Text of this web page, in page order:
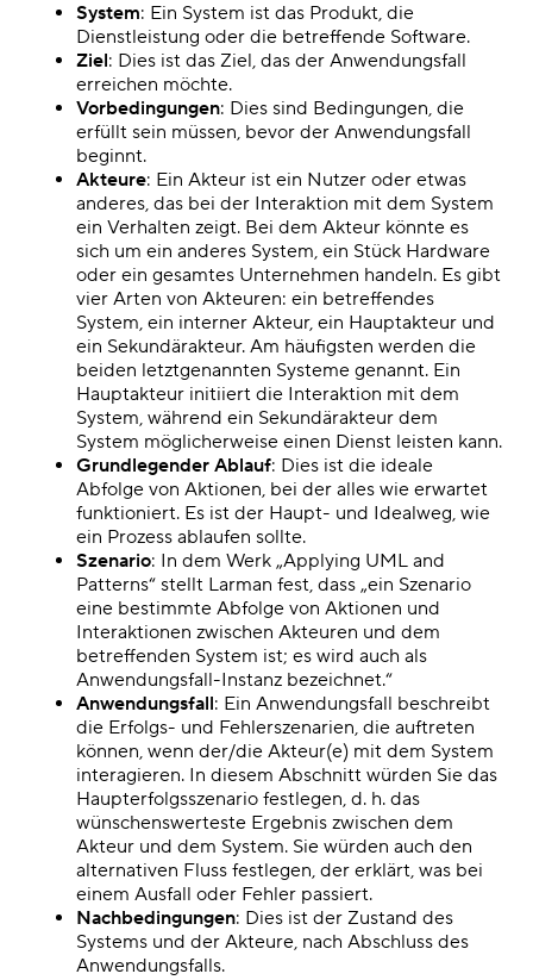
System: Ein System ist das Produkt, die
Dienstleistung oder die betreffende Software.
Ziel: Dies ist das Ziel, das der Anwendungsfall
erreichen möchte.
Vorbedingungen: Dies sind Bedingungen, die
erfüllt sein müssen, bevor der Anwendungsfall
beginnt.
Akteure: Ein Akteur ist ein Nutzer oder etwas
anderes, das bei der Interaktion mit dem System
ein Verhalten zeigt. Bei dem Akteur könnte es
sich um ein anderes System, ein Stück Hardware
oder ein gesamtes Unternehmen handeln. Es gibt
vier Arten von Akteuren: ein betreffendes
System, ein interner Akteur, ein Hauptakteur und
ein Sekundärakteur. Am häufigsten werden die
beiden letztgenannten Systeme genannt. Ein
Hauptakteur initiiert die Interaktion mit dem
System, während ein Sekundärakteur dem
System möglicherweise einen Dienst leisten kann.
Grundlegender Ablauf: Dies ist die ideale
Abfolge von Aktionen, bei der alles wie erwartet
funktioniert. Es ist der Haupt- und Idealweg, wie
ein Prozess ablaufen sollte.
Szenario: In dem Werk „Applying UML and
Patterns“ stellt Larman fest, dass „ein Szenario
eine bestimmte Abfolge von Aktionen und
Interaktionen zwischen Akteuren und dem
betreffenden System ist; es wird auch als
Anwendungsfall-Instanz bezeichnet.“
Anwendungsfall: Ein Anwendungsfall beschreibt
die Erfolgs- und Fehlerszenarien, die auftreten
können, wenn der/die Akteur(e) mit dem System
interagieren. In diesem Abschnitt würden Sie das
Haupterfolgsszenario festlegen, d. h. das
wünschenswerteste Ergebnis zwischen dem
Akteur und dem System. Sie würden auch den
alternativen Fluss festlegen, der erklärt, was bei
einem Ausfall oder Fehler passiert.
Nachbedingungen: Dies ist der Zustand des
Systems und der Akteure, nach Abschluss des
Anwendungsfalls.